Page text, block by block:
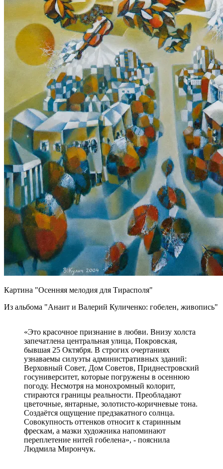
Картина "Осенняя мелодия для Тирасполя"
Из альбома "Анаит и Валерий Куличенко: гобелен, живопись"
«Это красочное признание в любви. Внизу холста
запечатлена центральная улица, Покровская,
бывшая 25 Октября. В строгих очертаниях
узнаваемы силуэты административных зданий:
Верховный Совет, Дом Советов, Приднестровский
госуниверситет, которые погружены в осеннюю
погоду. Несмотря на монохромный колорит,
стираются границы реальности. Преобладают
цветочные, янтарные, золотисто-коричневые тона.
Создаётся ощущение предзакатного солнца.
Совокупность оттенков относит к старинным
фрескам, а мазки художника напоминают
переплетение нитей гобелена», - пояснила
Людмила Мирончук.